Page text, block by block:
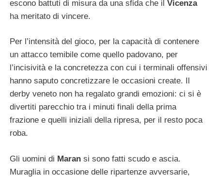
escono battuti di misura da una sfida che il Vicenza
ha meritato di vincere.
Per l’intensità del gioco, per la capacità di contenere
un attacco temibile come quello padovano, per
l’incisività e la concretezza con cui i terminali offensivi
hanno saputo concretizzare le occasioni create. Il
derby veneto non ha regalato grandi emozioni: ci si è
divertiti parecchio tra i minuti finali della prima
frazione e quelli iniziali della ripresa, per il resto poca
roba.
Gli uomini di Maran si sono fatti scudo e ascia.
Muraglia in occasione delle ripartenze avversarie,